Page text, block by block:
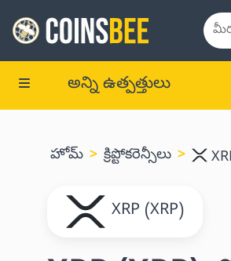
అన్ని ఉత్పత్తులు
హోమ్ క్రిప్టోకరెన్సీలు
XRP (XRP)